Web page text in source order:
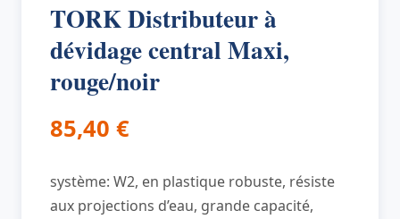
TORK Distributeur à
dévidage central Maxi,
rouge/noir
85,40 €
système: W2, en plastique robuste, résiste
aux projections d’eau, grande capacité,